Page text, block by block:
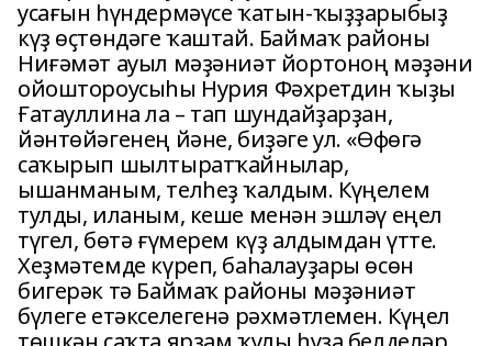
усағын һүндермәүсе ҡатын-ҡыҙҙарыбыҙ
күҙ өҫтөндәге ҡаштай. Баймаҡ районы
Ниғәмәт ауыл мәҙәниәт йортоноң мәҙәни
ойоштороусыһы Нурия Фәхретдин ҡыҙы
Ғатауллина ла – тап шундайҙарҙан,
йәнтөйәгенең йәне, биҙәге ул. «Өфөгә
саҡырып шылтыратҡайнылар,
ышанманым, телһеҙ ҡалдым. Күңелем
тулды, иланым, кеше менән эшләү еңел
түгел, бөтә ғүмерем күҙ алдымдан үтте.
Хеҙмәтемде күреп, баһалауҙары өсөн
бигерәк тә Баймаҡ районы мәҙәниәт
бүлеге етәкселегенә рәхмәтлемен. Күңел